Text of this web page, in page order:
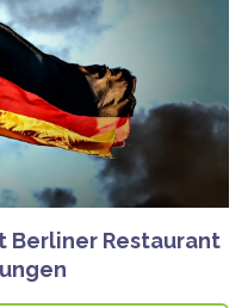
Berliner Restaurant